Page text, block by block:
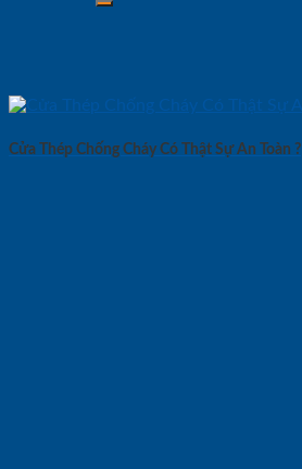
Cửa Thép Chống Cháy Có Thật Sự An Toàn ?